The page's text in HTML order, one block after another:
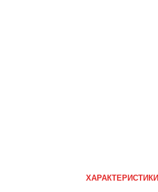
ХАРАКТЕРИСТИКИ